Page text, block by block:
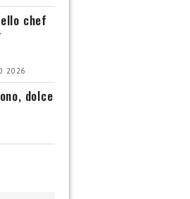
chef
2026
dolce